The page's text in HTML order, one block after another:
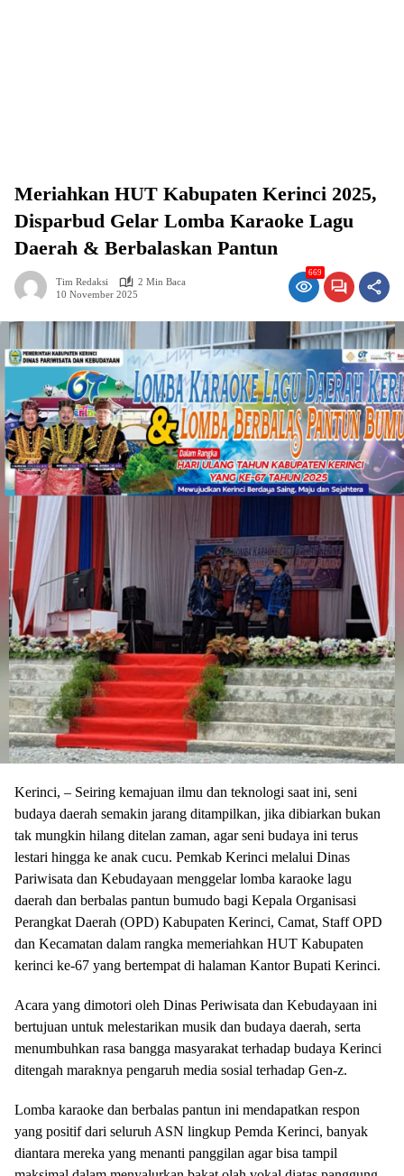
Meriahkan HUT Kabupaten Kerinci 2025,
Disparbud Gelar Lomba Karaoke Lagu
Daerah & Berbalaskan Pantun
Tim Redaksi
2 Min Baca
10 November 2025
669
Kerinci, – Seiring kemajuan ilmu dan teknologi saat ini, seni
budaya daerah semakin jarang ditampilkan, jika dibiarkan bukan
tak mungkin hilang ditelan zaman, agar seni budaya ini terus
lestari hingga ke anak cucu. Pemkab Kerinci melalui Dinas
Pariwisata dan Kebudayaan menggelar lomba karaoke lagu
daerah dan berbalas pantun bumudo bagi Kepala Organisasi
Perangkat Daerah (OPD) Kabupaten Kerinci, Camat, Staff OPD
dan Kecamatan dalam rangka memeriahkan HUT Kabupaten
kerinci ke-67 yang bertempat di halaman Kantor Bupati Kerinci.
Acara yang dimotori oleh Dinas Periwisata dan Kebudayaan ini
bertujuan untuk melestarikan musik dan budaya daerah, serta
menumbuhkan rasa bangga masyarakat terhadap budaya Kerinci
ditengah maraknya pengaruh media sosial terhadap Gen-z.
Lomba karaoke dan berbalas pantun ini mendapatkan respon
yang positif dari seluruh ASN lingkup Pemda Kerinci, banyak
diantara mereka yang menanti panggilan agar bisa tampil